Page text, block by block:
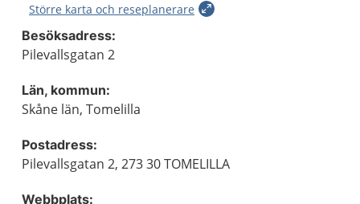
Större karta och reseplanerare
Besöksadress:
Pilevallsgatan 2
Län, kommun:
Skåne län, Tomelilla
Postadress:
Pilevallsgatan 2, 273 30 TOMELILLA
Webbplats: